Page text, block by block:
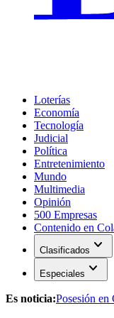
Loterías
Economía
Tecnología
Judicial
Política
Entretenimiento
Mundo
Multimedia
Opinión
500 Empresas
Contenido en
Clasificados expand_more
Especiales expand_more
Es noticia:Posesión en